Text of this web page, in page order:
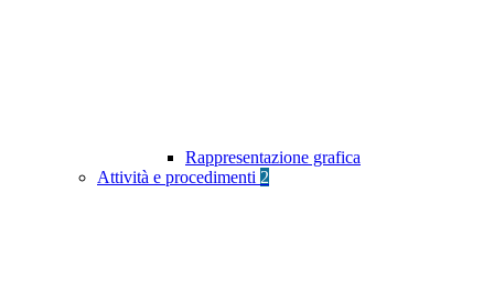
Rappresentazione grafica
Attività e procedimenti 2